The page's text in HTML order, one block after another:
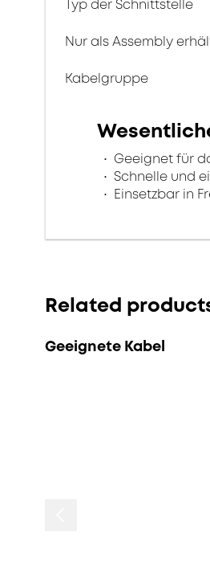
Typ der Schnittstelle
Nur als Assembly
Kabelgruppe
Geeignet für
Schnelle und
Einsetzbar in
Related
Geeignete Kabel